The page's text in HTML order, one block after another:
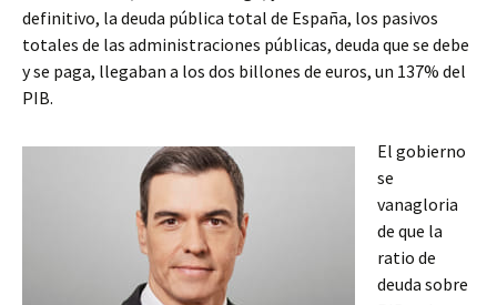
definitivo, la deuda pública total de España, los pasivos
totales de las administraciones públicas, deuda que se debe
y se paga, llegaban a los dos billones de euros, un 137% del
PIB.
El gobierno
se
vanagloria
de que la
ratio de
deuda sobre